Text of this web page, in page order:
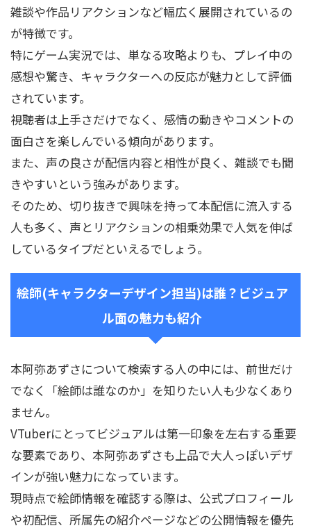
雑談や作品リアクションなど幅広く展開されているの
が特徴です。
特にゲーム実況では、単なる攻略よりも、プレイ中の
感想や驚き、キャラクターへの反応が魅力として評価
されています。
視聴者は上手さだけでなく、感情の動きやコメントの
面白さを楽しんでいる傾向があります。
また、声の良さが配信内容と相性が良く、雑談でも聞
きやすいという強みがあります。
そのため、切り抜きで興味を持って本配信に流入する
人も多く、声とリアクションの相乗効果で人気を伸ば
しているタイプだといえるでしょう。
絵師(キャラクターデザイン担当)は誰？ビジュア
ル面の魅力も紹介
本阿弥あずさについて検索する人の中には、前世だけ
でなく「絵師は誰なのか」を知りたい人も少なくあり
ません。
VTuberにとってビジュアルは第一印象を左右する重要
な要素であり、本阿弥あずさも上品で大人っぽいデザ
インが強い魅力になっています。
現時点で絵師情報を確認する際は、公式プロフィール
や初配信、所属先の紹介ページなどの公開情報を優先